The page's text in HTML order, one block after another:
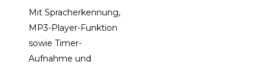
Mit Spracherkennung,
MP3-Player-Funktion
sowie Timer-
Aufnahme und